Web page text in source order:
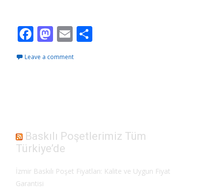
F
e
k
M
to
E
ai
Leave a comment
Baskılı Poşetlerimiz Tüm
Türkiye’de
İzmir Baskılı Poşet Fiyatları: Kalite ve Uygun Fiyat
Garantisi